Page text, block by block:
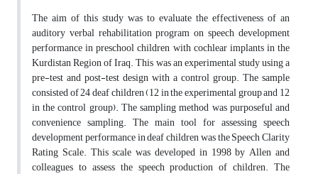
The aim of this study was to evaluate the effectiveness of an
auditory verbal rehabilitation program on speech development
performance in preschool children with cochlear implants in the
Kurdistan Region of Iraq. This was an experimental study using a
pre-test and post-test design with a control group. The sample
consisted of 24 deaf children (12 in the experimental group and 12
in the control group). The sampling method was purposeful and
convenience sampling. The main tool for assessing speech
development performance in deaf children was the Speech Clarity
Rating Scale. This scale was developed in 1998 by Allen and
colleagues to assess the speech production of children. The